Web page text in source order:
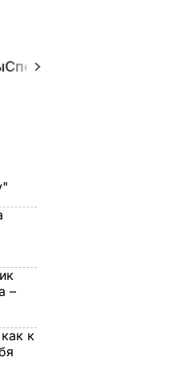
Спецпроекты
–
к